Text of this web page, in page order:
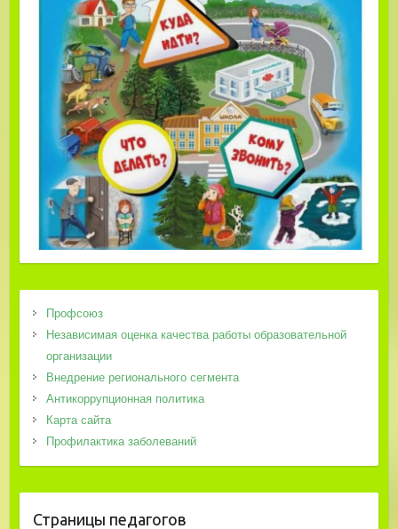
Профсоюз
Независимая оценка качества работы образовательной
организации
Внедрение регионального сегмента
Антикоррупционная политика
Карта сайта
Профилактика заболеваний
Страницы педагогов